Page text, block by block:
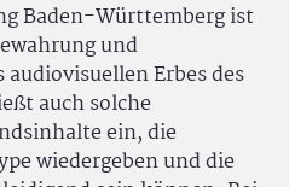
Baden-Württemberg ist
und
Erbes des
auch solche
ein, die
wiedergeben und die